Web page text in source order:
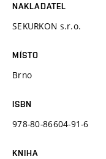
NAKLADATEL
SEKURKON s.r.o.
MÍSTO
Brno
ISBN
978-80-86604-91-6
KNIHA